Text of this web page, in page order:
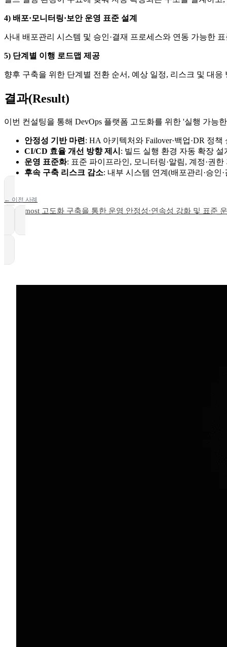
4) 배포·모니터링·보안 운영 표준 설계
사내 배포관리 시스템 및 승인·결재 프로세스와 연동 가능한
5) 단계별 이행 로드맵 제공
향후 구축을 위한 단계별 전환 순서, 예상 일정, 리스크 및 대
결과(Result)
이번 컨설팅을 통해 DevOps 플랫폼 고도화를 위한 '실행 가능
안정성 기반 마련 : HA 아키텍처와 Failover·백업·DR 정
CI/CD 효율 개선 방향 제시 : 빌드 실행 환경 자동 확장
운영 표준화: 표준 파이프라인, 모니터링·알림, 계정·권
후속 구축 리스크 감소: 내부 시스템 연계(배포관리·승
← 이전 사례
Mattermost 고도화 구축을 통한 운영 안정성·연속성 강화 및 표준